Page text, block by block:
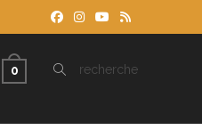
recherche
0 TOGGLE